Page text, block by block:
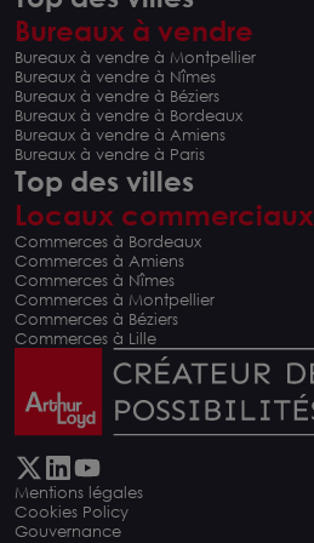
Bureaux à vendre
Bureaux à vendre à Montpellier
Bureaux à vendre à Nîmes
Bureaux à vendre à Béziers
Bureaux à vendre à Bordeaux
Bureaux à vendre à Amiens
Bureaux à vendre à Paris
Top des villes
Locaux commerciaux
Commerces à Bordeaux
Commerces à Amiens
Commerces à Nîmes
Commerces à Montpellier
Commerces à Béziers
Commerces à Lille
Mentions légales
Cookies Policy
Gouvernance